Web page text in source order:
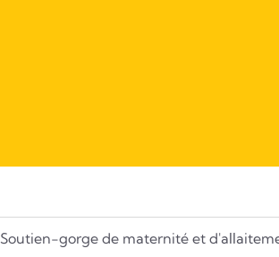
Soutien-gorge de maternité et